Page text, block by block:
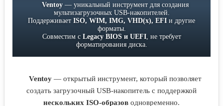
Ventoy — уникальный инструмент для создания
мультизагрузочных USB-накопителей.
Поддерживает ISO, WIM, IMG, VHD(x), EFI и другие
форматы.
Совместим с Legacy BIOS и UEFI, не требует
форматирования диска.
Ventoy — открытый инструмент, который позволяет
создать загрузочный USB-накопитель с поддержкой
нескольких ISO-образов одновременно.